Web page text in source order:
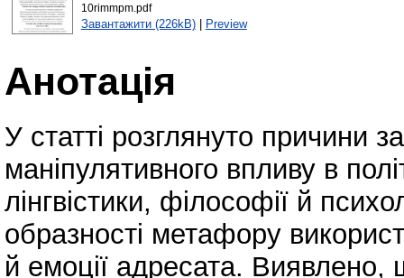
10rimmpm.pdf
Завантажити (226kB)| Preview
Анотація
У статті розглянуто причини
маніпулятивного впливу в
лінгвістики, філософії й
образності метафору
й емоції адресата.